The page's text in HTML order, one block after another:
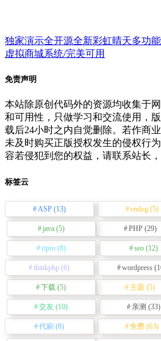
独家演示全开源全新彩虹晴天多功
虚拟商城系统/完美可用
免责声明
本站除原创代码外的资源均收集于
和可用性，只做学习和交流使用，
载后24小时之内自觉删除。若作商
未及时购买正版授权发生的侵权行
容若侵犯到您的权益，请联系站长
标签云
ASP(13) emlog(5)
java(5) PHP(29)
ripro(8) seo (12)
thinkphp (6) wordpress
下载 (5) 主题 (5)
交友 (10) 亲测 (33)
代刷 (8) 免费 (63)